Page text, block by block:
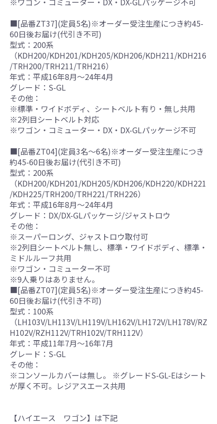
■[品番ZT37](定員5名)※オーダー受注生産につき約45-
60日後お届け(代引き不可)
型式：200系
（KDH200/KDH201/KDH205/KDH206/KDH211/KDH216
/TRH200/TRH211/TRH216）
年式：平成16年8月～24年4月
グレード：S-GL
その他：
※標準・ワイドボディ、シートベルト有り・無し共用
※2列目シートベルト対応
※ワゴン・コミューター・DX・DX-GLパッケージ不可
■[品番ZT04](定員3名～6名)※オーダー受注生産につき
約45-60日後お届け(代引き不可)
型式：200系
（KDH200/KDH201/KDH205/KDH206/KDH220/KDH221
/KDH225/TRH200/TRH221/TRH226）
年式：平成16年8月～24年4月
グレード：DX/DX-GLパッケージ/ジャストロウ
その他：
※スーパーロング、ジャストロウ取付可
※2列目シートベルト無し、標準・ワイドボディ、標準・
ミドルルーフ共用
※ワゴン・コミューター不可
※9人乗りはありません。
■[品番ZT07](定員5名)※オーダー受注生産につき約45-
60日後お届け(代引き不可)
型式：100系
（LH103V/LH113V/LH119V/LH162V/LH172V/LH178V/RZ
H102V/RZH112V/TRH102V/TRH112V）
年式：平成11年7月～16年7月
グレード：S-GL
その他：
※コンソールカバーは無し。 ※グレードS-GL-Eはシート
が厚く不可。レジアスエース共用
【ハイエース ワゴン】は下記